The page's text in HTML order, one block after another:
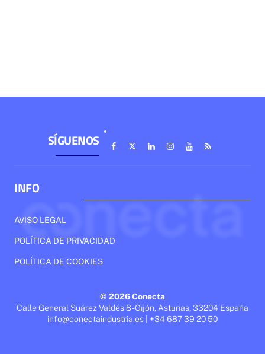
SÍGUENOS
INFO
AVISO LEGAL
POLÍTICA DE PRIVACIDAD
POLÍTICA DE COOKIES
© 2026 Conecta
Calle General Suárez Valdés 8 - Gijón, Asturias, 33204 España
info@conectaindustria.es | +34 687 39 20 50